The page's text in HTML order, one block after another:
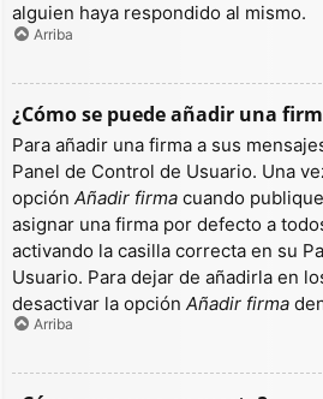
alguien haya respondido al mismo.
Arriba
¿Cómo se puede añadir una
Para añadir una firma a sus
Panel de Control de Usuario. Una
opción Añadir firma cuando
asignar una firma por defecto a
activando la casilla correcta en su
Usuario. Para dejar de añadirla en
desactivar la opción Añadir firma
Arriba